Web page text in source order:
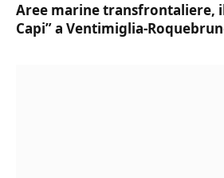
Aree marine transfrontaliere,
Capi” a Ventimiglia-